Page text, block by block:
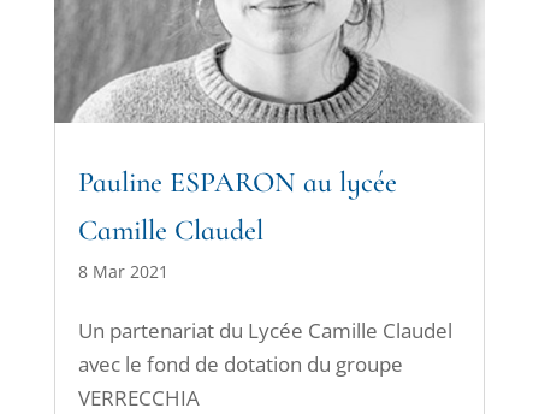
Pauline ESPARON au lycée
Camille Claudel
8 Mar 2021
Un partenariat du Lycée Camille Claudel
avec le fond de dotation du groupe
VERRECCHIA